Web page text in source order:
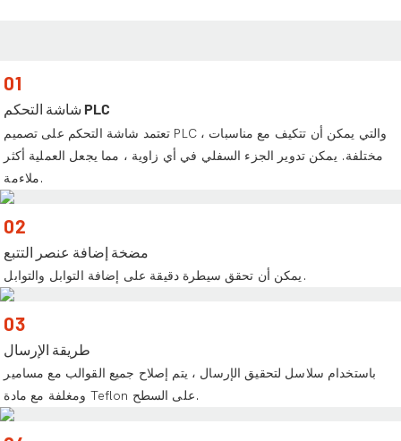
01
شاشة التحكم PLC
تعتمد شاشة التحكم على تصميم PLC ، والتي يمكن أن تتكيف مع مناسبات
مختلفة. يمكن تدوير الجزء السفلي في أي زاوية ، مما يجعل العملية أكثر
ملاءمة.
02
مضخة إضافة عنصر التتبع
يمكن أن تحقق سيطرة دقيقة على إضافة التوابل والتوابل.
03
طريقة الإرسال
باستخدام سلاسل لتحقيق الإرسال ، يتم إصلاح جميع القوالب مع مسامير
ومغلفة مع مادة Teflon على السطح.